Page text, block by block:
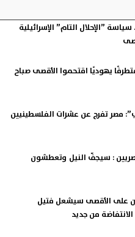
سياسة ”الإحلال التام” الإسرائيلية
... 653 متطرفًا يهوديًا اقتحموا الأقصى صباح
مصر تفرج عن عشرات الفلسطينيين
: سيجفّ النيل وتعطشون
على الأقصى سيشعل فتيل
من جديد